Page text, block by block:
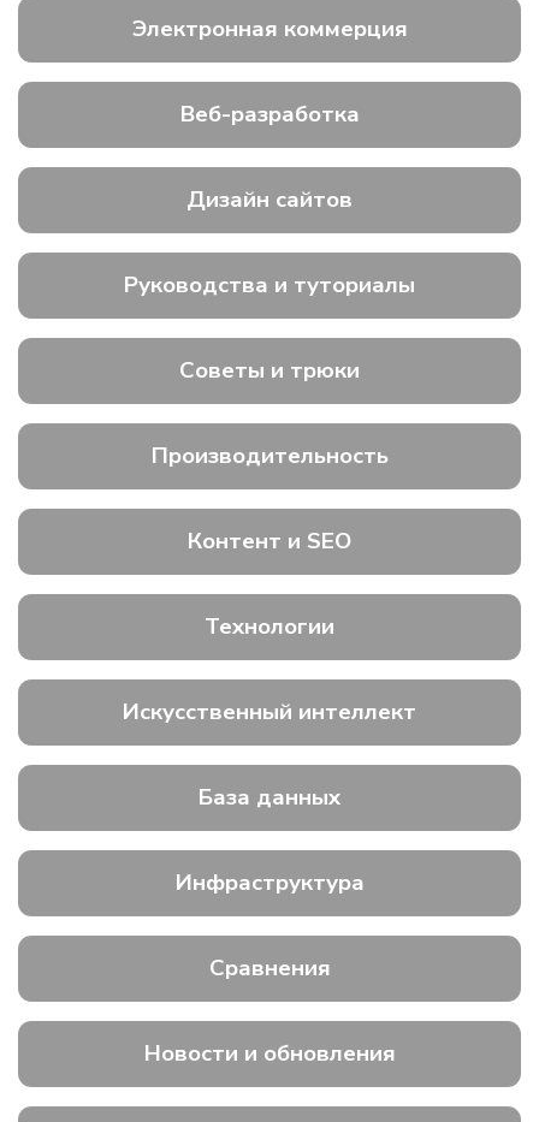
Электронная коммерция
Веб-разработка
Дизайн сайтов
Руководства и туториалы
Советы и трюки
Производительность
Контент и SEO
Технологии
Искусственный интеллект
База данных
Инфраструктура
Сравнения
Новости и обновления